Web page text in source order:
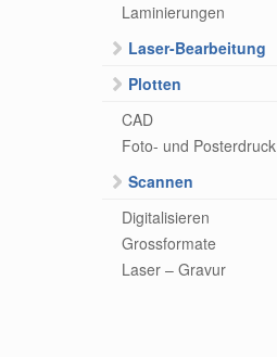
Laminierungen
Laser-Bearbeitung
Plotten
CAD
Foto- und Posterdruck
Scannen
Digitalisieren
Grossformate
Laser – Gravur